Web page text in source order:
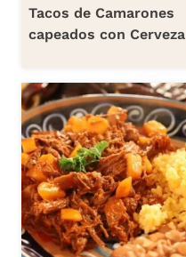
Tacos de Camarones
capeados con Cerveza